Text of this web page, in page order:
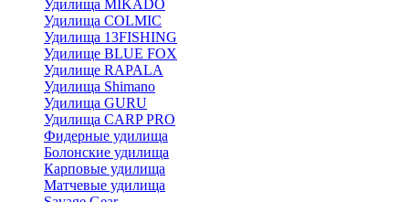
Удилища MIKADO
Удилища COLMIC
Удилища 13FISHING
Удилище BLUE FOX
Удилище RAPALA
Удилища Shimano
Удилища GURU
Удилища CARP PRO
Фидерные удилища
Болонские удилища
Карповые удилища
Матчевые удилища